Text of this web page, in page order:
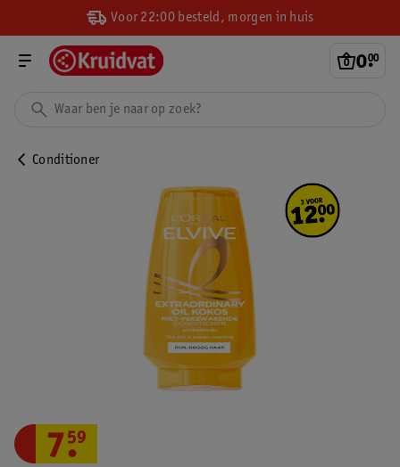
Voor 22:00 besteld, morgen in huis
0.
00
Conditioner
7.
59